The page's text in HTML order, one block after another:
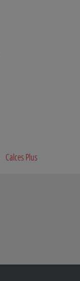
Calces Plus